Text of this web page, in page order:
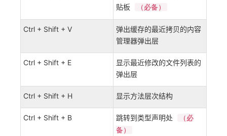
贴板
（必备）
Ctrl + Shift + V
弹出缓存的最近拷贝的内容
管理器弹出层
Ctrl + Shift + E
显示最近修改的文件列表的
弹出层
Ctrl + Shift + H 显示方法层次结构
Ctrl + Shift + B 跳转到类型声明处
（必
备）